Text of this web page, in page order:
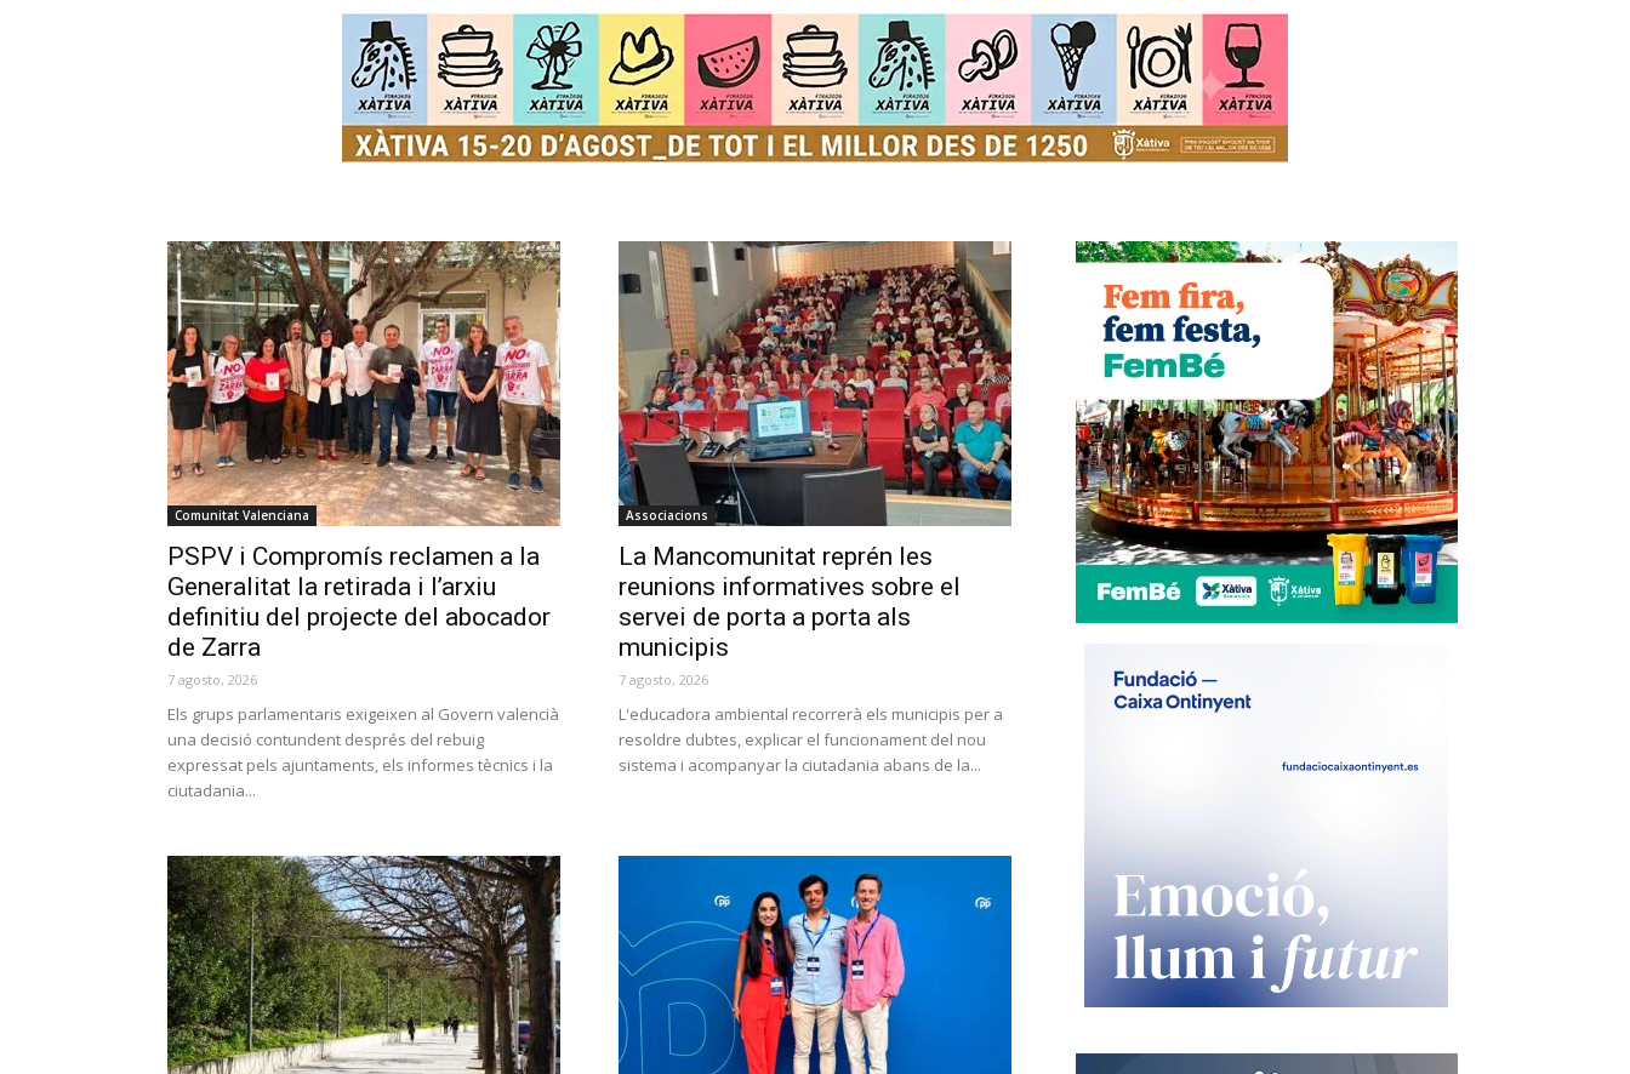
Comunitat Valenciana
PSPV i Compromís reclamen a la
Generalitat la retirada i l’arxiu
definitiu del projecte del abocador
de Zarra
7 agosto, 2026
Els grups parlamentaris exigeixen al Govern valencià
una decisió contundent després del rebuig
expressat pels ajuntaments, els informes tècnics i la
ciutadania...
Associacions
La Mancomunitat reprén les
reunions informatives sobre el
servei de porta a porta als
municipis
7 agosto, 2026
L'educadora ambiental recorrerà els municipis per a
resoldre dubtes, explicar el funcionament del nou
sistema i acompanyar la ciutadania abans de la...